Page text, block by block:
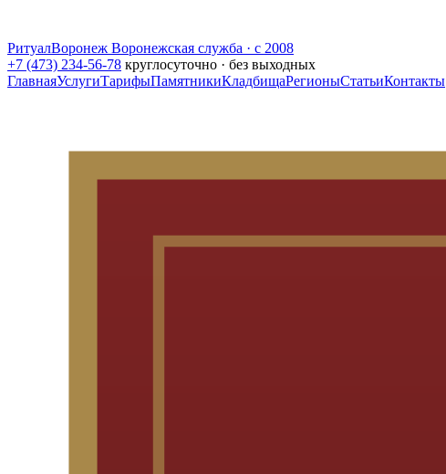
РитуалВоронеж Воронежская служба · с 2008
+7 (473) 234-56-78 круглосуточно · без выходных
ГлавнаяУслугиТарифыПамятникиКладбищаРегионыСтатьиКонтакты